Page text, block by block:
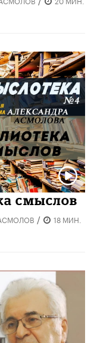
смыслов
/ 18 МИН.